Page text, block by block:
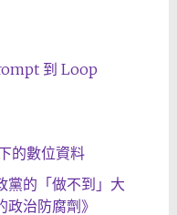
到 Loop
的數位資料
黨的「做不到」大
治防腐劑》